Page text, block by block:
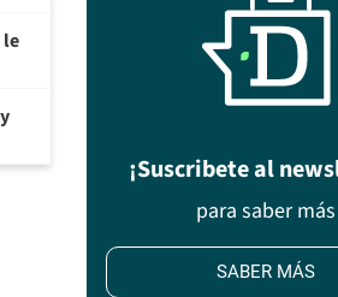
le
¡Suscribete al
para saber más
SABER MÁS